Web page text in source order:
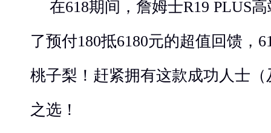
在618期间，詹姆士R19 PLUS
了预付180抵6180元的超值回馈，
桃子梨！赶紧拥有这款成功人士
之选！